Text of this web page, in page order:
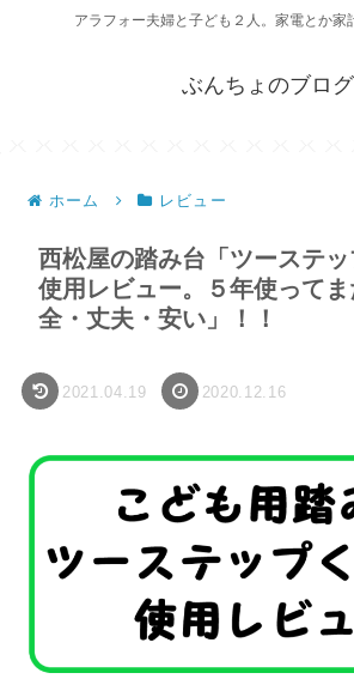
アラフォー夫婦と子ども２人。家電とか家
ぶんちょのブログ
ホーム レビュー
西松屋の踏み台「ツーステッ
使用レビュー。５年使って
全・丈夫・安い」！！
2021.04.19 2020.12.16